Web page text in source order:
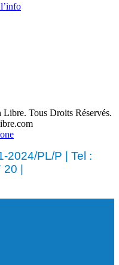
Tous Droits Réservés.
2024/PL/P | Tel :
20 |